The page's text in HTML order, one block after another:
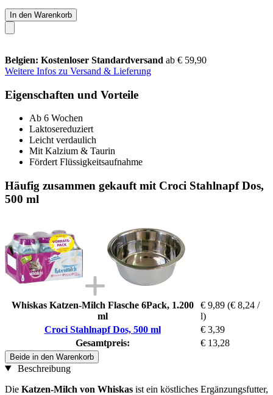
In den Warenkorb
Belgien: Kostenloser Standardversand ab € 59,90
Weitere Infos zu Versand & Lieferung
Eigenschaften und Vorteile
Ab 6 Wochen
Laktosereduziert
Leicht verdaulich
Mit Kalzium & Taurin
Fördert Flüssigkeitsaufnahme
Häufig zusammen gekauft mit Croci Stahlnapf Dos,
500 ml
Whiskas Katzen-Milch Flasche 6Pack, 1.200
ml
€ 9,89 (€ 8,24 /
l)
Croci Stahlnapf Dos, 500 ml
€ 3,39
Gesamtpreis:
€ 13,28
Beide in den Warenkorb
Beschreibung
Die Katzen-Milch von Whiskas ist ein köstliches Ergänzungsfutter,